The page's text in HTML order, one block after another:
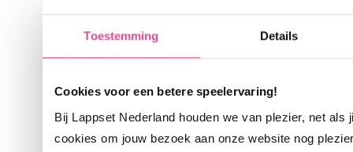
Toestemming Details
Cookies voor een betere speelervaring!
Bij Lappset Nederland houden we van plezier, net als
cookies om jouw bezoek aan onze website nog
betekenen? Neem contact
Contact